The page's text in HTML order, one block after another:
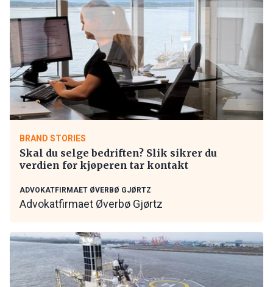
BRAND STORIES
Skal du selge bedriften? Slik sikrer du
verdien før kjøperen tar kontakt
ADVOKATFIRMAET ØVERBØ GJØRTZ
Advokatfirmaet Øverbø Gjørtz